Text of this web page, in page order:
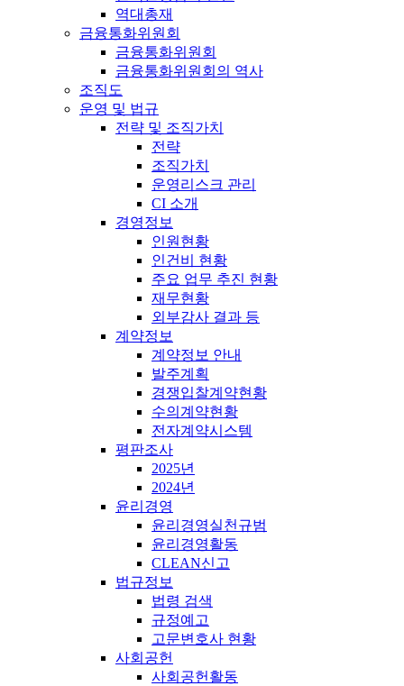
역대총재
금융통화위원회
금융통화위원회
금융통화위원회의 역사
조직도
운영 및 법규
전략 및 조직가치
전략
조직가치
운영리스크 관리
CI 소개
경영정보
인원현황
인건비 현황
주요 업무 추진 현황
재무현황
외부감사 결과 등
계약정보
계약정보 안내
발주계획
경쟁입찰계약현황
수의계약현황
전자계약시스템
평판조사
2025년
2024년
윤리경영
윤리경영실천규범
윤리경영활동
CLEAN신고
법규정보
법령 검색
규정예고
고문변호사 현황
사회공헌
사회공헌활동